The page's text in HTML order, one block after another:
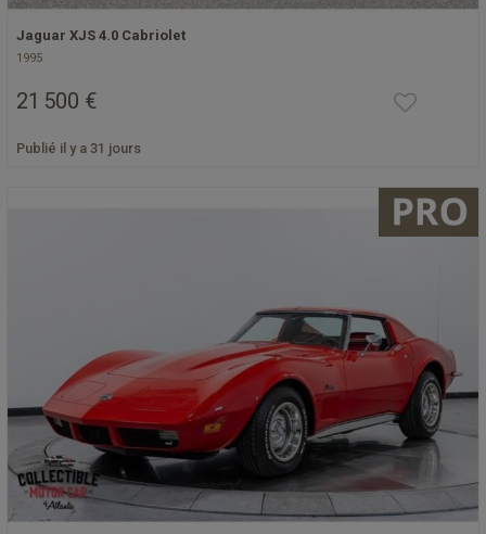
Jaguar XJS 4.0 Cabriolet
1995
21 500 €
Publié il y a 31 jours